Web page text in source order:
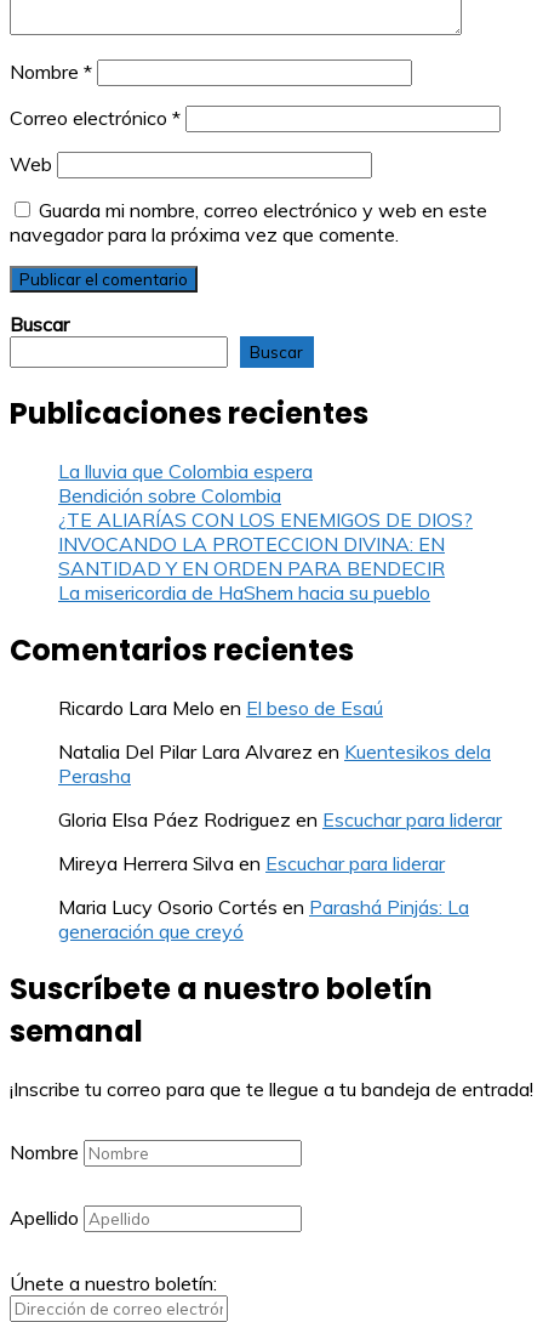
Nombre *
Correo electrónico *
Web
Guarda mi nombre, correo electrónico y web en este
navegador para la próxima vez que comente.
Buscar
Buscar
Publicaciones recientes
La lluvia que Colombia espera
Bendición sobre Colombia
¿TE ALIARÍAS CON LOS ENEMIGOS DE DIOS?
INVOCANDO LA PROTECCION DIVINA: EN
SANTIDAD Y EN ORDEN PARA BENDECIR
La misericordia de HaShem hacia su pueblo
Comentarios recientes
Ricardo Lara Melo en El beso de Esaú
Natalia Del Pilar Lara Alvarez en Kuentesikos dela
Perasha
Gloria Elsa Páez Rodriguez en Escuchar para liderar
Mireya Herrera Silva en Escuchar para liderar
Maria Lucy Osorio Cortés en Parashá Pinjás: La
generación que creyó
Suscríbete a nuestro boletín
semanal
¡Inscribe tu correo para que te llegue a tu bandeja de entrada!
Nombre
Apellido
Únete a nuestro boletín: